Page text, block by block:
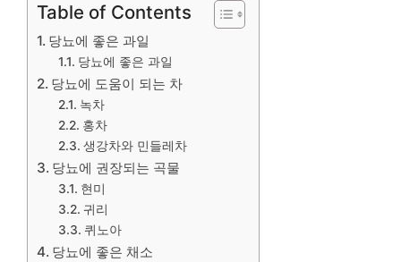
Table of Contents
당뇨에 좋은 과일
당뇨에 좋은 과일
당뇨에 도움이 되는 차
녹차
홍차
생강차와 민들레차
당뇨에 권장되는 곡물
현미
귀리
퀴노아
당뇨에 좋은 채소